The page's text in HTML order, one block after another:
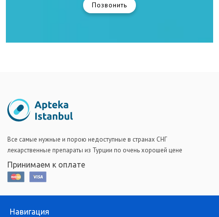
Позвонить
Все самые нужные и порою недоступные в странах СНГ
лекарственные препараты из Турции по очень хорошей цене
Принимаем к оплате
Навигация